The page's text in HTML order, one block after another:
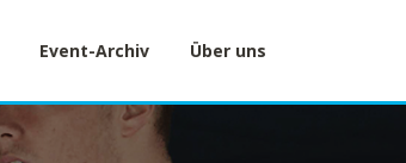
Event-Archiv Über uns